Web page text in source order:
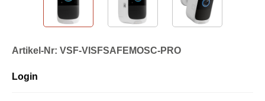
Artikel-Nr: VSF-VISFSAFEMOSC-PRO
Login